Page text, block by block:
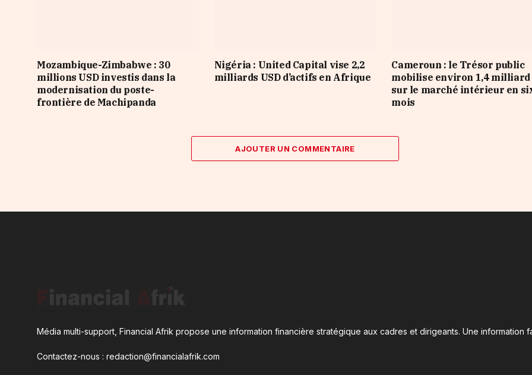
Mozambique-Zimbabwe : 30
millions USD investis dans la
modernisation du poste-
frontière de Machipanda
Nigéria : United Capital vise 2,2
milliards USD d’actifs en Afrique
Cameroun : le Trésor public
mobilise environ 1,4 milliard
sur le marché intérieur en
mois
AJOUTER UN COMMENTAIRE
Média multi-support, Financial Afrik propose une information financière stratégique aux cadres et dirigeants. Une information
Contactez-nous : redaction@financialafrik.com